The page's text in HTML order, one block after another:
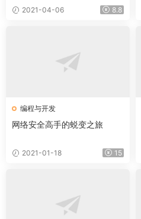
2021-04-06 8.8
编程与开发
网络安全高手的蜕变之旅
2021-01-18 15